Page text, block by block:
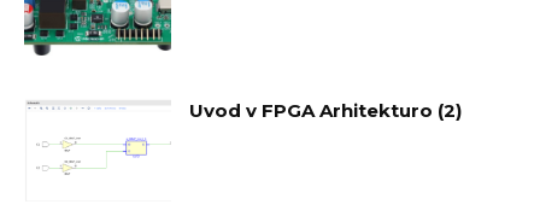
Uvod v FPGA Arhitekturo (2)